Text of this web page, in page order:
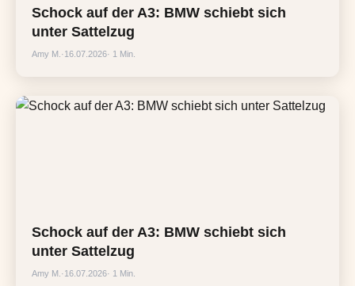
Schock auf der A3: BMW schiebt sich
unter Sattelzug
Amy M. ·16.07.2026· 1 Min.
Schock auf der A3: BMW schiebt sich
unter Sattelzug
Amy M. ·16.07.2026· 1 Min.